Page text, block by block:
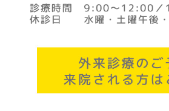
診療科目
当クリニックの特殊検査・特殊治療
禁煙治療